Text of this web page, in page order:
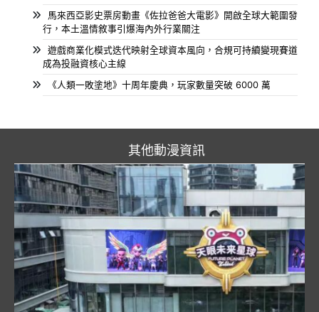
馬來西亞影史票房動畫《佐拉爸爸大電影》開啟全球大範圍發
行，本土溫情敘事引爆海內外行業關注
遊戲商業化模式迭代映射全球資本風向，合規可持續變現賽道
成為投融資核心主線
《人類一敗塗地》十周年慶典，玩家數量突破 6000 萬
其他動漫資訊